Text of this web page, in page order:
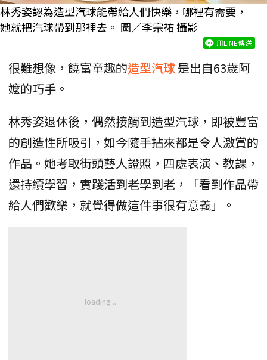
林秀姿認為造型汽球能帶給人們快樂，哪裡有需要，
她就把汽球帶到那裡去。 圖／李宗祐 攝影
用LINE傳送
很難想像，饒富童趣的造型汽球是出自63歲阿
嬤的巧手。
林秀姿退休後，偶然接觸到造型汽球，即被豐富
的創造性所吸引，如今隨手拈來都是令人激賞的
作品。她考取街頭藝人證照，四處表演、教課，
還持續學習，實踐活到老學到老，「看到作品帶
給人們歡樂，就覺得做這件事很有意義」。